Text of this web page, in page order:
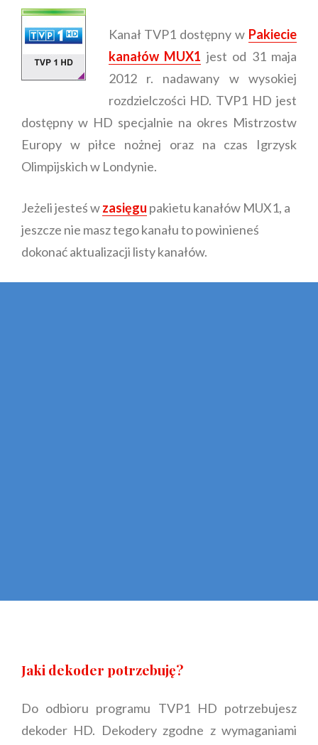
Kanał TVP1 dostępny w Pakiecie
kanałów MUX1 jest od 31 maja
2012 r. nadawany w wysokiej
rozdzielczości HD. TVP1 HD jest
dostępny w HD specjalnie na okres Mistrzostw
Europy w piłce nożnej oraz na czas Igrzysk
Olimpijskich w Londynie.
Jeżeli jesteś wzasięgu pakietu kanałów MUX1, a
jeszcze nie masz tego kanału to powinieneś
dokonać aktualizacji listy kanałów.
Jaki dekoder potrzebuję?
Do odbioru programu TVP1 HD potrzebujesz
dekoder HD. Dekodery zgodne z wymaganiami